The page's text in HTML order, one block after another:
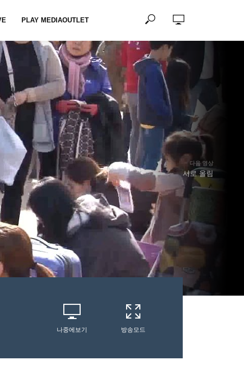
PLAY MEDIAOUTLET
다음 영상
서로 올림
나중에보기 방송모드